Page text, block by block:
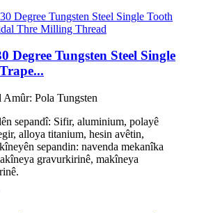
Degree Tungsten Steel Single
Amûr: Pola Tungsten
sepandî: Sifir, aluminium, polayê
alloya titanium, hesin avêtin,
sepandin: navenda mekanîka
gravurkirinê, makîneya